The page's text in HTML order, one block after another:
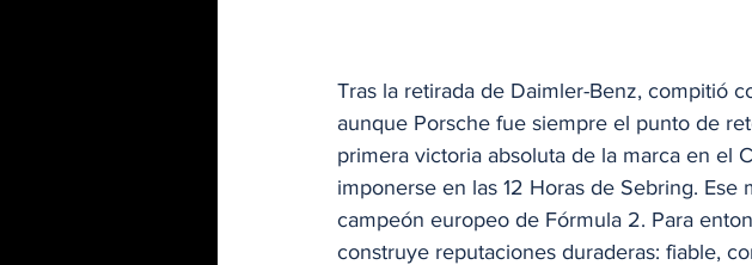
Tras la retirada de Daimler-Benz, compitió
aunque Porsche fue siempre el punto de
primera victoria absoluta de la marca en el
imponerse en las 12 Horas de Sebring.
campeón europeo de Fórmula 2. Para
construye reputaciones duraderas: fiable,